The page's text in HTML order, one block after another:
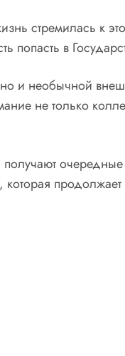
стремилась к
попасть в
и необычной
не только
продолжает